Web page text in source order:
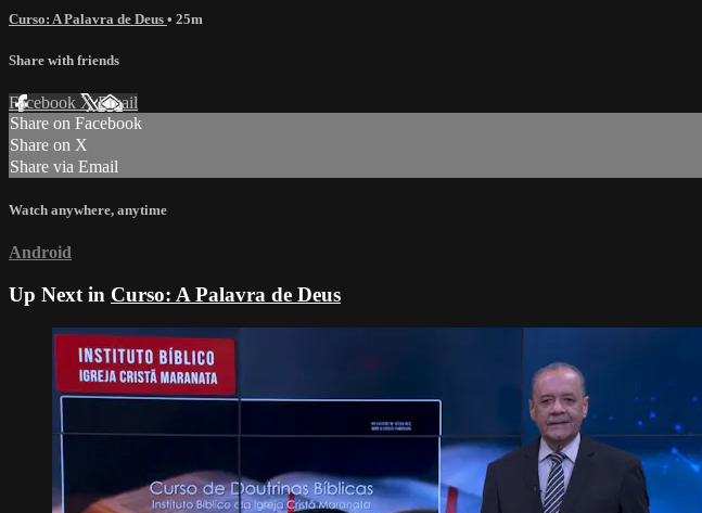
Curso: A Palavra de Deus • 25m
Share with friends
Facebook XEmail
Share on Facebook
Share on X
Share via Email
Watch anywhere, anytime
Android
Up Next in Curso: A Palavra de Deus